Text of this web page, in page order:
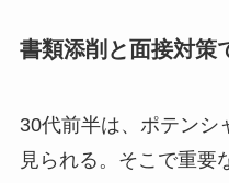
書類添削と面接対策
30代前半は、ポテンシ
見られる。そこで重要